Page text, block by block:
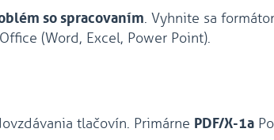
so spracovaním. Vyhnite sa
(Word, Excel, Power Point).
tlačovín. Primárne PDF/X-1a